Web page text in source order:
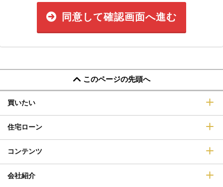
同意して確認画面へ進む
このページの先頭へ
買いたい
住宅ローン
コンテンツ
会社紹介